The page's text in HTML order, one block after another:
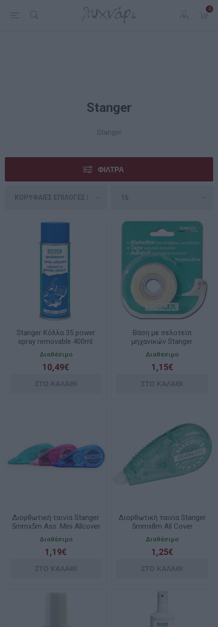
0
Stanger
Stanger
ΦΊΛΤΡΑ
Stanger Κόλλα 35 power
spray removable 400ml.
100063
Διαθέσιμο
10,49€
Βάση με σελοτεϊπ
μηχανικών Stanger
19mmx33m
Διαθέσιμο
1,15€
Διορθωτική ταινία Stanger
5mmx5m Ass. Mini Allcover
Διαθέσιμο
1,19€
Διορθωτική ταινία Stanger
5mmx8m All Cover
Διαθέσιμο
1,25€